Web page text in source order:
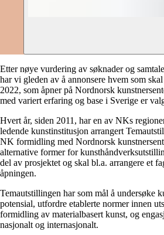
Etter nøye vurdering av søknader og
har vi gleden av å annonsere hvem som
2022, som åpner på Nordnorsk
med variert erfaring og base i Sverige er
Hvert år, siden 2011, har en av NKs
ledende kunstinstitusjon arrangert
NK formidling med Nordnorsk
alternative former for
del av prosjektet og skal bl.a. arrangere et
åpningen.
Temautstillingen har som mål å undersøke
potensial, utfordre etablerte normer innen
formidling av materialbasert kunst, og
nasjonalt og internasjonalt.